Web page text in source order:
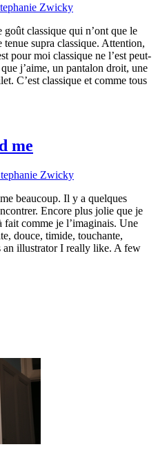
Zwicky
classique qui n’ont que le
supra classique. Attention,
pour moi classique ne l’est peut-
j’aime, un pantalon droit, une
C’est classique et comme tous
me
Zwicky
beaucoup. Il y a quelques
Encore plus jolie que je
fait comme je l’imaginais. Une
douce, timide, touchante,
an illustrator I really like. A few